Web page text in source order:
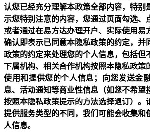
认您已经充分理解本政策全部内容，特别
示您特别注意的内容，您通过页面勾选、
或者通过在易方达办理开户、实际使用易
确认即表示已同意本隐私政策的约定，并
政策的约定来处理您的个人信息，包括但
下属机构、相关合作机构按照本隐私政策
使用和提供您的个人信息；向您发送金
息、活动通知等商业性信息（如您不希望
按照本隐私政策提示的方法选择退订）。
提供服务类型的不同，我们可能会收集和
人信息。